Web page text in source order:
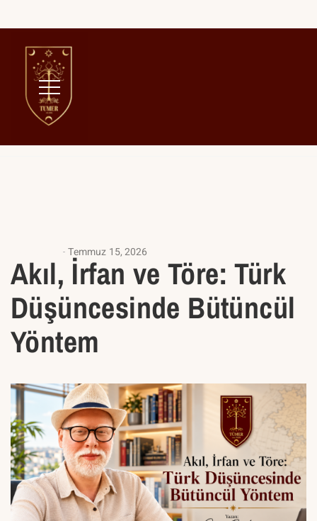
Temmuz 15, 2026
Akıl, İrfan ve Töre: Türk
Düşüncesinde Bütüncül
Yöntem